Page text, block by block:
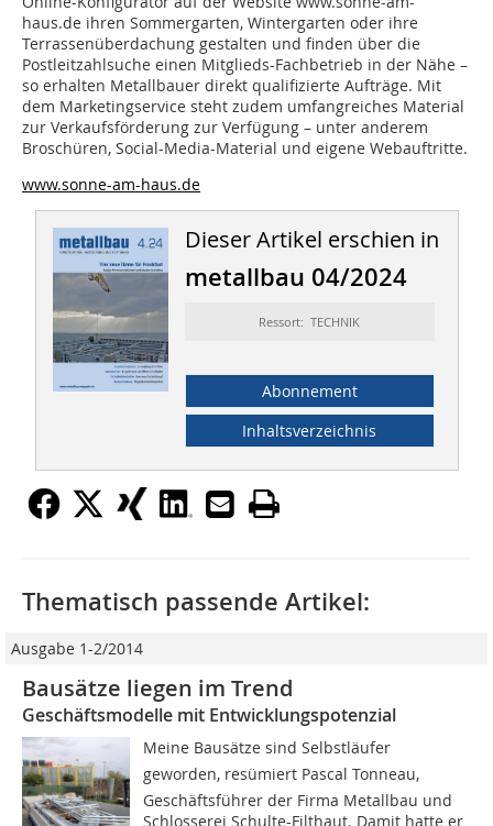
haus.de ihren Sommergarten, Wintergarten oder ihre
Terrassenüberdachung gestalten und finden über die
Postleitzahlsuche einen Mitglieds-Fachbetrieb in der Nähe –
so erhalten Metallbauer direkt qualifizierte Aufträge. Mit
dem Marketingservice steht zudem umfangreiches Material
zur Verkaufsförderung zur Verfügung – unter anderem
Broschüren, Social-Media-Material und eigene Webauftritte.
www.sonne-am-haus.de
Dieser Artikel erschien in
metallbau 04/2024
Ressort: TECHNIK
Abonnement
Inhaltsverzeichnis
Thematisch passende Artikel:
Ausgabe 1-2/2014
Bausätze liegen im Trend
Geschäftsmodelle mit Entwicklungspotenzial
Meine Bausätze sind Selbstläufer
geworden, resümiert Pascal Tonneau,
Geschäftsführer der Firma Metallbau und
Schlosserei Schulte-Filthaut. Damit hatte er